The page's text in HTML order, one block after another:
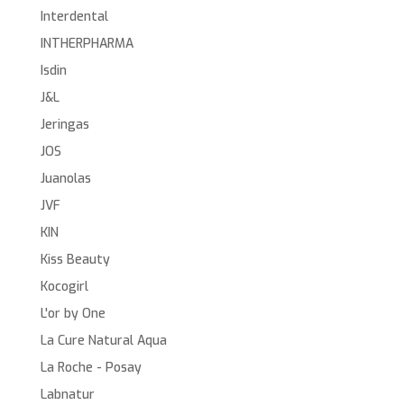
Interdental
INTHERPHARMA
Isdin
J&L
Jeringas
JOS
Juanolas
JVF
KIN
Kiss Beauty
Kocogirl
L'or by One
La Cure Natural Aqua
La Roche - Posay
Labnatur